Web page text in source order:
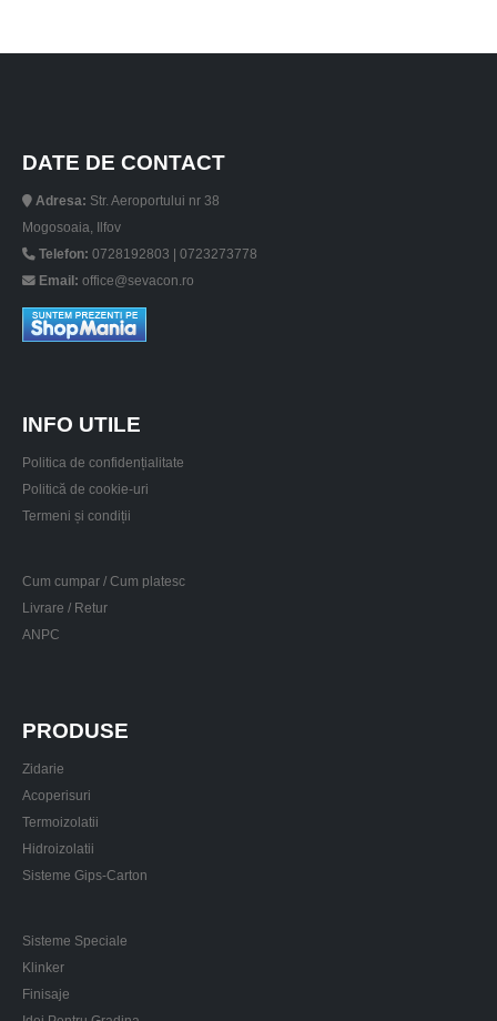
DATE DE CONTACT
Adresa: Str. Aeroportului nr 38
Mogosoaia, Ilfov
Telefon: 0728192803 | 0723273778
Email: office@sevacon.ro
INFO UTILE
Politica de confidențialitate
Politică de cookie-uri
Termeni și condiții
Cum cumpar / Cum platesc
Livrare / Retur
ANPC
PRODUSE
Zidarie
Acoperisuri
Termoizolatii
Hidroizolatii
Sisteme Gips-Carton
Sisteme Speciale
Klinker
Finisaje